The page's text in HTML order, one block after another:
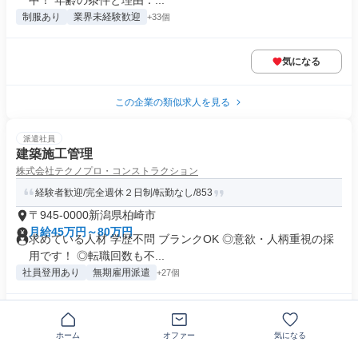
制服あり 業界未経験歓迎 +33個
気になる
この企業の類似求人を見る
派遣社員
建築施工管理
株式会社テクノプロ・コンストラクション
経験者歓迎/完全週休２日制/転勤なし/853
〒945-0000新潟県柏崎市
月給45万円～80万円
求めている人材 学歴不問 ブランクOK ◎意欲・人柄重視の採
用です！ ◎転職回数も不...
社員登用あり 無期雇用派遣 +27個
気になる
ホーム オファー 気になる